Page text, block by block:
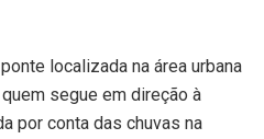
localizada na área urbana
segue em direção à
por conta das chuvas na